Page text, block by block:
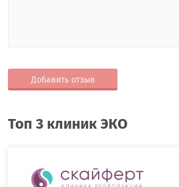
Добавить отзыв
Топ 3 клиник ЭКО